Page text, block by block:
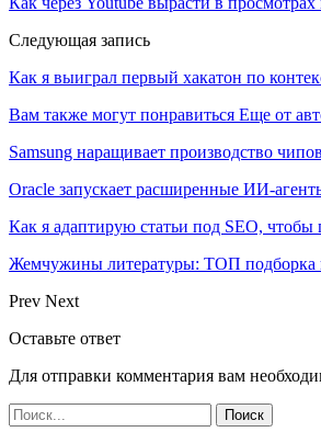
Следующая запись
Как я выиграл первый хакатон по
Вам также могут понравиться Еще от
Samsung наращивает производство
Oracle запускает расширенные
Как я адаптирую статьи под SEO,
Жемчужины литературы: ТОП подборка
Prev Next
Оставьте ответ
Для отправки комментария вам